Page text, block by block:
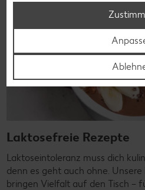
Laktosefreie Rezepte
Laktoseintoleranz muss dich
denn es geht auch ohne.
bringen Vielfalt auf den Tisch –